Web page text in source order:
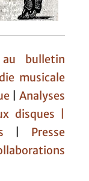
au bulletin
musicale
|Analyses
disques |
Presse